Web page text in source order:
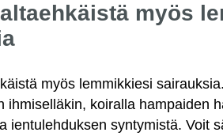
myös
myös lemmikkiesi
ihmiselläkin, koiralla hampaiden
ientulehduksen syntymistä. Voit